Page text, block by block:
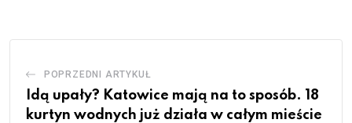
POPRZEDNI ARTYKUŁ
Idą upały? Katowice mają na to sposób. 18
kurtyn wodnych już działa w całym mieście